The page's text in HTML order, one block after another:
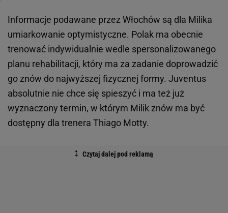
Informacje podawane przez Włochów są dla Milika
umiarkowanie optymistyczne. Polak ma obecnie
trenować indywidualnie wedle spersonalizowanego
planu rehabilitacji, który ma za zadanie doprowadzić
go znów do najwyższej fizycznej formy. Juventus
absolutnie nie chce się spieszyć i ma też już
wyznaczony termin, w którym Milik znów ma być
dostępny dla trenera Thiago Motty.